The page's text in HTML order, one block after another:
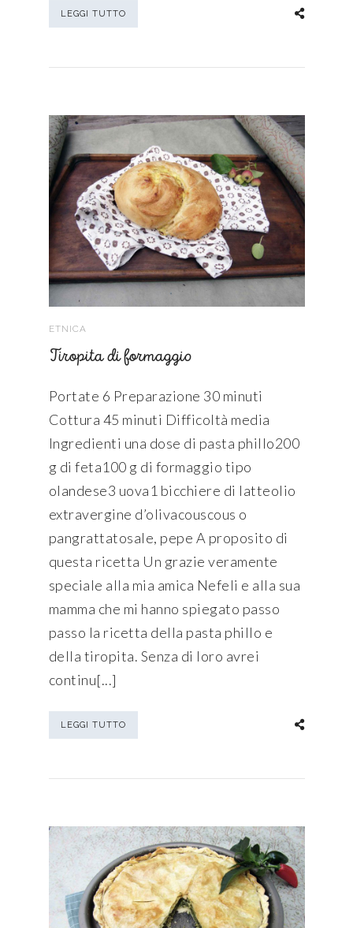
LEGGI TUTTO
ETNICA
Tiropita di formaggio
Portate 6 Preparazione 30 minuti
Cottura 45 minuti Difficoltà media
Ingredienti una dose di pasta phillo200
g di feta100 g di formaggio tipo
olandese3 uova1 bicchiere di latteolio
extravergine d’olivacouscous o
pangrattatosale, pepe A proposito di
questa ricetta Un grazie veramente
speciale alla mia amica Nefeli e alla sua
mamma che mi hanno spiegato passo
passo la ricetta della pasta phillo e
della tiropita. Senza di loro avrei
continu[...]
LEGGI TUTTO